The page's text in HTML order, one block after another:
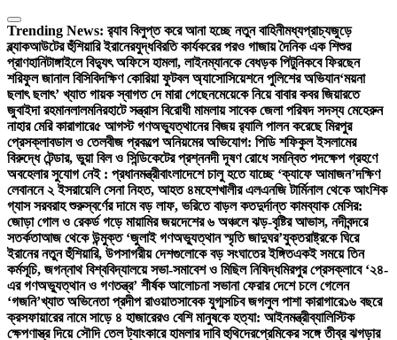
Skip
to
content
Trending News: র‍্যাব বিলুপ্ত করে আনা হচ্ছে নতুন বাহিনীমধ্যপ্রাচ্যজুড়ে
ব্ল্যাকআউটের হুঁশিয়ারি ইরানেরযুদ্ধবিরতি কার্যকরের পরও গাজায় দৈনিক এক শিশুর
প্রাণহানিটাঙ্গাইলে বিদ্যুৎ অফিসে হামলা, লাইনম্যানকে বেধড়ক পিটুনিকবে ফিরছেন
শরিফুল জানাল বিসিবিদক্ষিণ কোরিয়া ফুটবল অ্যাসোসিয়েশনে পুলিশের অভিযান‘ময়না
ছলাৎ ছলাৎ’ খ্যাত গায়ক স্বাগত দে মারা গেছেনমেয়েকে নিয়ে বাবার কবর জিয়ারতে
জুবাইদা রহমানলালমনিরহাটে সন্ত্রাস বিরোধী মামলায় সাবেক জেলা পরিষদ সদস্য মেহেরুন
নাহার মেরি কারাগারে৫ আগস্ট গণঅভ্যুত্থানের বিজয় র‍্যালি পালন করেছে মিরপুর
প্রেসক্লাবডাল ও তেলবীজ প্রকল্পে অনিয়মের অভিযোগ: পিডি শফিকুল ইসলামের
বিরুদ্ধে টেন্ডার, ভুয়া বিল ও সিন্ডিকেটের প্রশ্ননদী দূষণ রোধে সমন্বিত পদক্ষেপ গ্রহণে
অবহেলার সুযোগ নেই : প্রধানমন্ত্রীবাংলাদেশে চালু হতে যাচ্ছে ‘ক্যাফে আমাজন’দক্ষিণ
লেবাননে ২ ইসরায়েলি সেনা নিহত, আহত ৪মহেশখালীর এলএনজি টার্মিনাল থেকে আংশিক
গ্যাস সরবরাহ শুরুস্বর্ণের দামে বড় লাফ, ভরিতে বাড়ল কতদুর্দান্ত কামব্যাক মেসির:
জোড়া গোল ও রেকর্ড গড়ে মায়ামির জয়দেশের ৬ অঞ্চলে ঝড়-বৃষ্টির আভাস, নদীবন্দরে
সতর্কতাআজ থেকে উন্মুক্ত ‘জুলাই গণঅভ্যুত্থান স্মৃতি জাদুঘর’যুক্তরাষ্ট্রকে ঘিরে
ইরানের নতুন হুঁশিয়ারি, উপসাগরীয় দেশগুলোকে বড় সংঘাতের ইঙ্গিতএকই সময়ে তিন
কর্মসূচি, জগন্নাথ বিশ্ববিদ্যালয়ে সভা-সমাবেশ ও মিছিল নিষিদ্ধমিরপুর প্রেসক্লাবে ‘২৪-
এর গণঅভ্যুত্থান ও গণতন্ত্র’ শীর্ষক আলোচনা সভানা ফেরার দেশে চলে গেলেন
‘গজনি’খ্যাত অভিনেতা প্রদীপ রাওয়াতসাবেক যুগ্মসচিব জগলুল পাশা কারাগারে১৬ বছরে
ক্রসফায়ারের নামে সাড়ে ৪ হাজারেরও বেশি মানুষকে হত্যা: আইনমন্ত্রীব্যালিস্টিক
ক্ষেপণাস্ত্র দিয়ে সৌদি তেল ট্যাংকারে হামলার দাবি হুথিদেরপ্রেমিকের সঙ্গে তীব্র ঝগড়ার